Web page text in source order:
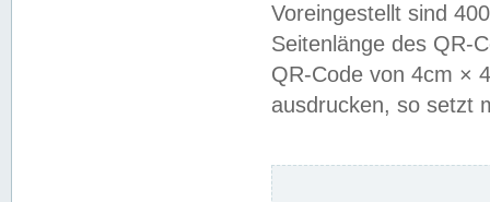
Voreingestellt sind
Seitenlänge des QR-
QR-Code von 4cm ×
ausdrucken, so setzt